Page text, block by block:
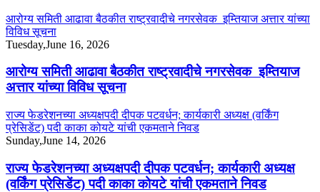
आरोग्य समिती आढावा बैठकीत राष्ट्रवादीचे नगरसेवक इम्तियाज अत्तार यांच्या
विविध सूचना
Tuesday,June 16, 2026
आरोग्य समिती आढावा बैठकीत राष्ट्रवादीचे नगरसेवक इम्तियाज
अत्तार यांच्या विविध सूचना
राज्य फेडरेशनच्या अध्यक्षपदी दीपक पटवर्धन; कार्यकारी अध्यक्ष (वर्किंग
प्रेसिडेंट) पदी काका कोयटे यांची एकमताने निवड
Sunday,June 14, 2026
राज्य फेडरेशनच्या अध्यक्षपदी दीपक पटवर्धन; कार्यकारी अध्यक्ष
(वर्किंग प्रेसिडेंट) पदी काका कोयटे यांची एकमताने निवड